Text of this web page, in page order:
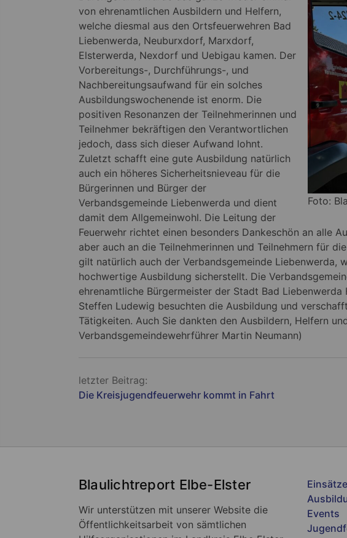
Foto:
von ehrenamtlichen Ausbildern und Helfern,
welche diesmal aus den Ortsfeuerwehren Bad
Liebenwerda, Neuburxdorf, Marxdorf,
Elsterwerda, Nexdorf und Uebigau kamen. Der
Vorbereitungs-, Durchführungs-, und
Nachbereitungsaufwand für ein solches
Ausbildungswochenende ist enorm. Die
positiven Resonanzen der Teilnehmerinnen und
Teilnehmer bekräftigen den Verantwortlichen
jedoch, dass sich dieser Aufwand lohnt.
Zuletzt schafft eine gute Ausbildung natürlich
auch ein höheres Sicherheitsnieveau für die
Bürgerinnen und Bürger der
Verbandsgemeinde Liebenwerda und dient
damit dem Allgemeinwohl. Die Leitung der
Feuerwehr richtet einen besonders Dankeschön an alle
aber auch an die Teilnehmerinnen und Teilnehmern für
gilt natürlich auch der Verbandsgemeinde Liebenwerda,
hochwertige Ausbildung sicherstellt. Die
ehrenamtliche Bürgermeister der Stadt Bad
Steffen Ludewig besuchten die Ausbildung und
Tätigkeiten. Auch Sie dankten den Ausbildern, Helfern
Verbandsgemeindewehrführer Martin Neumann)
Beitragsnavigation
letzter Beitrag:
Die Kreisjugendfeuerwehr kommt in Fahrt
Blaulichtreport Elbe-Elster
Wir unterstützen mit unserer Website die
Öffentlichkeitsarbeit von sämtlichen
Einsätze
Events